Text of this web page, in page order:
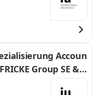
Accoun
Group SE & C